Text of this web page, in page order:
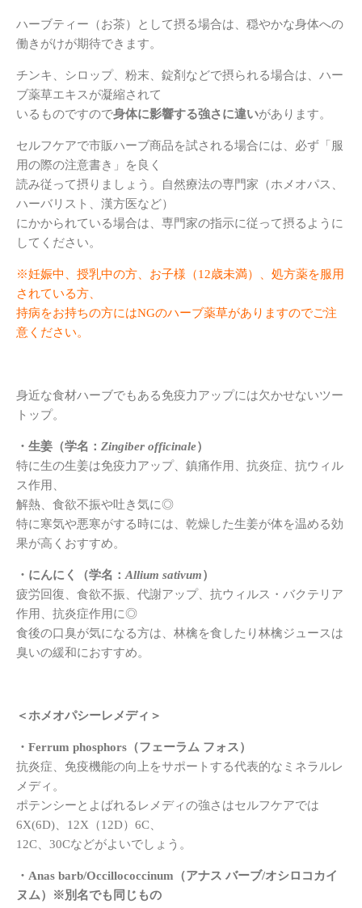
ハーブティー（お茶）として摂る場合は、穏やかな身体への
働きがけが期待できます。
チンキ、シロップ、粉末、錠剤などで摂られる場合は、ハー
ブ薬草エキスが凝縮されて
いるものですので身体に影響する強さに違いがあります。
セルフケアで市販ハーブ商品を試される場合には、必ず「服
用の際の注意書き」を良く
読み従って摂りましょう。自然療法の専門家（ホメオパス、
ハーバリスト、漢方医など）
にかかられている場合は、専門家の指示に従って摂るように
してください。
※妊娠中、授乳中の方、お子様（12歳未満）、 処方薬を服用
されている方、
持病をお持ちの方にはNGのハーブ薬草がありますのでご注
意ください。
身近な食材ハーブでもある免疫力アップには欠かせないツー
トップ。
・生姜（学名： Zingiber officinale）
特に生の生姜は免疫力アップ、鎮痛作用、抗炎症、抗ウィル
ス作用、
解熱、食欲不振や吐き気に◎
特に寒気や悪寒がする時には、乾燥した生姜が体を温める効
果が高くおすすめ。
・にんにく（学名： Allium sativum）
疲労回復、食欲不振、代謝アップ、抗ウィルス・バクテリア
作用、抗炎症作用に◎
食後の口臭が気になる方は、林檎を食したり林檎ジュースは
臭いの緩和におすすめ。
＜ホメオパシーレメディ＞
・Ferrum phosphors（フェーラム フォス）
抗炎症、免疫機能の向上をサポートする代表的なミネラルレ
メディ。
ポテンシーとよばれるレメディの強さはセルフケアでは
6X(6D)、12X（12D）6C、
12C、30Cなどがよいでしょう。
・Anas barb/Occillococcinum（アナス バーブ/オシロコカイ
ヌム）※別名でも同じもの